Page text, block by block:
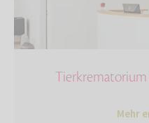
Tierkrematorium
Mehr